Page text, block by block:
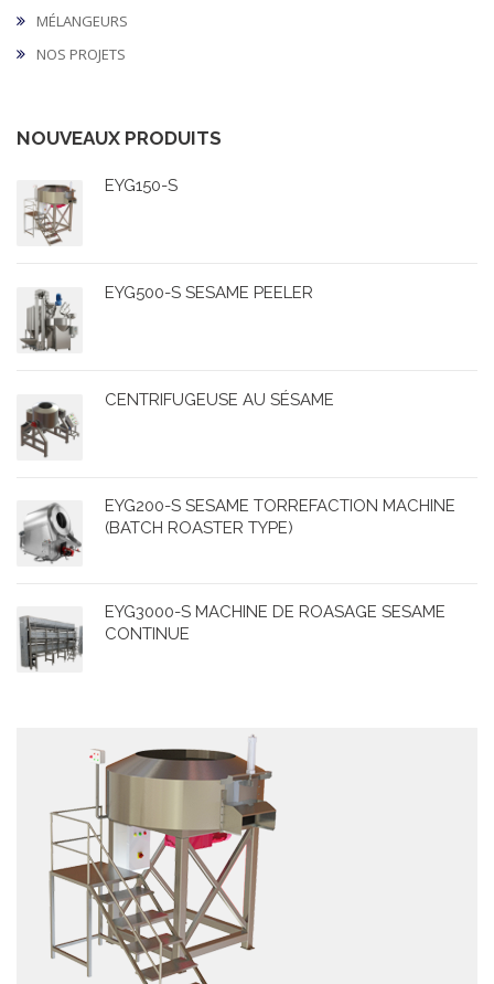
MÉLANGEURS
NOS PROJETS
NOUVEAUX PRODUITS
EYG150-S
EYG500-S SESAME PEELER
CENTRIFUGEUSE AU SÉSAME
EYG200-S SESAME TORREFACTION MACHINE
(BATCH ROASTER TYPE)
EYG3000-S MACHINE DE ROASAGE SESAME
CONTINUE